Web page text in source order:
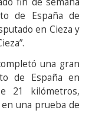
de España de
en Cieza y
una gran
de España en
21 kilómetros,
una prueba de